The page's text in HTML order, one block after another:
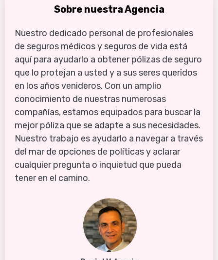
Sobre nuestra Agencia
Nuestro dedicado personal de profesionales
de seguros médicos y seguros de vida está
aquí para ayudarlo a obtener pólizas de seguro
que lo protejan a usted y a sus seres queridos
en los años venideros. Con un amplio
conocimiento de nuestras numerosas
compañías, estamos equipados para buscar la
mejor póliza que se adapte a sus necesidades.
Nuestro trabajo es ayudarlo a navegar a través
del mar de opciones de políticas y aclarar
cualquier pregunta o inquietud que pueda
tener en el camino.